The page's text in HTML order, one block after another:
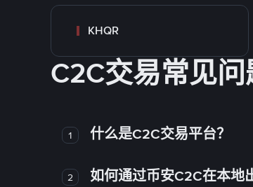
KHQR
C2C交易常见问
1 什么是C2C交易平台？
2 如何通过币安C2C在本地